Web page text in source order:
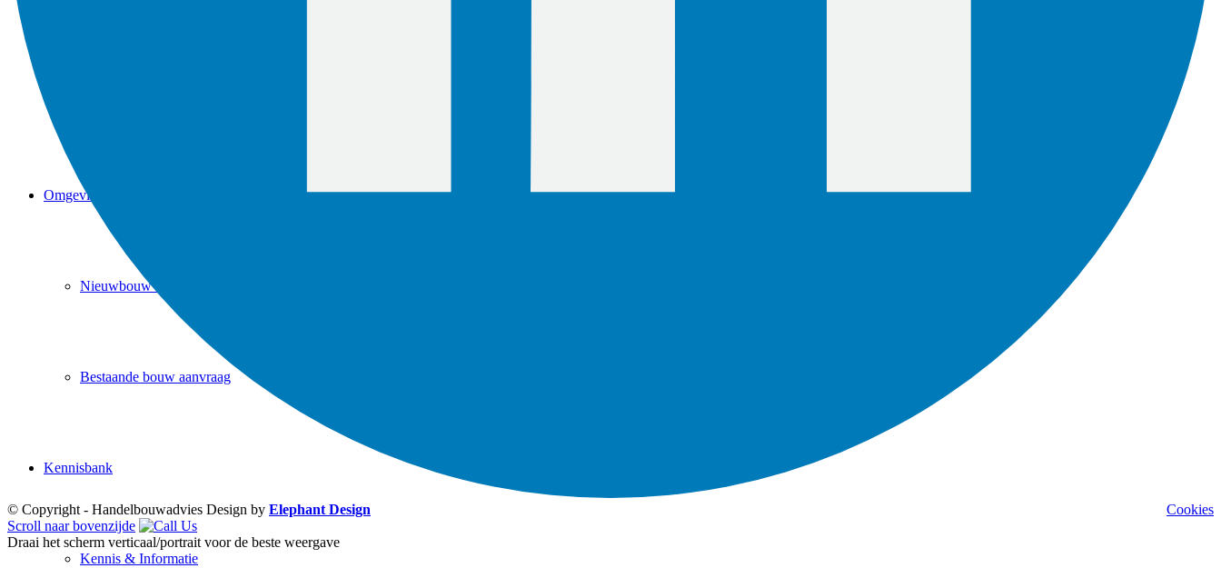
Omgevingsvergunning
Nieuwbouw aanvraag
Bestaande bouw aanvraag
Kennisbank
Kennis & Informatie
© Copyright - Handelbouwadvies Design by Elephant Design
Cookies
Scroll naar bovenzijde
Draai het scherm verticaal/portrait voor de beste weergave